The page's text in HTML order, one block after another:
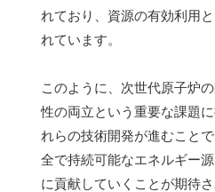
れており、資源の有効利用
れています。
このように、次世代原子炉
性の両立という重要な課題
れらの技術開発が進むこと
全で持続可能なエネルギー
に貢献していくことが期待さ